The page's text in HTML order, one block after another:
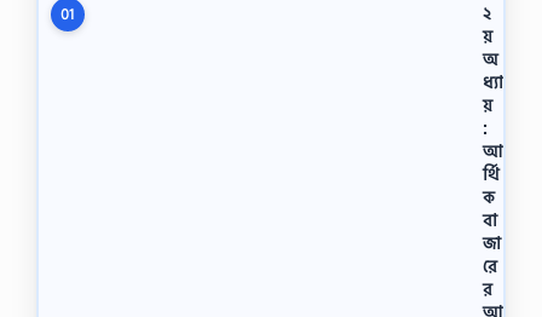
01
২
য়
অ
ধ্যা
য়
:
আ
র্থি
ক
বা
জা
রে
র
আ